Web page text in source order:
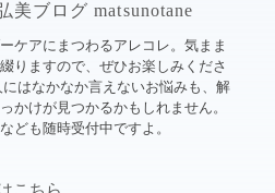
美ブログ matsunotane
ケアにまつわるアレコレ。気まま
りますので、ぜひお楽しみくださ
にはなかなか言えないお悩みも、解
かけが見つかるかもしれません。
ども随時受付中ですよ。
こちら